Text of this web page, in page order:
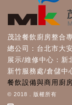
茂詮餐飲廚房整合
總公司：台北市大
展示/維修中心：新
新竹服務處/倉儲中
餐飲設備與商用廚
© 2018 . 版權所有